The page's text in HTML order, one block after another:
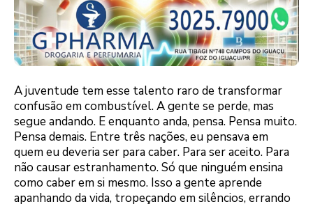
A juventude tem esse talento raro de transformar
confusão em combustível. A gente se perde, mas
segue andando. E enquanto anda, pensa. Pensa muito.
Pensa demais. Entre três nações, eu pensava em
quem eu deveria ser para caber. Para ser aceito. Para
não causar estranhamento. Só que ninguém ensina
como caber em si mesmo. Isso a gente aprende
apanhando da vida, tropeçando em silêncios, errando